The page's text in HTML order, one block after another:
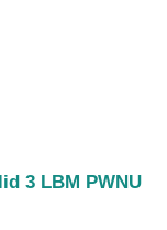
3 LBM PWNU